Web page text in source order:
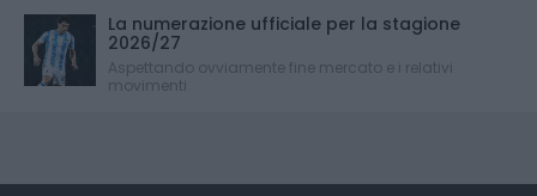
La numerazione ufficiale per la stagione
2026/27
Aspettando ovviamente fine mercato e i relativi
movimenti